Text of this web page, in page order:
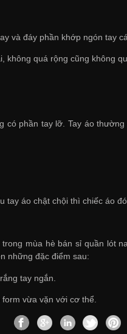
và đáy phần khớp ngón tay
không quá rộng cũng không
phần tay lỡ. Tay áo
áo chật chội thì chiếc áo
mùa hè bán sỉ quần lót
những đặc điểm sau:
tay ngắn.
vừa vặn với cơ thể.